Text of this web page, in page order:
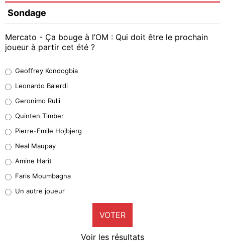
Sondage
Mercato - Ça bouge à l’OM : Qui doit être le prochain
joueur à partir cet été ?
38%
32%
5%
1%
9%
Geoffrey Kondogbia
Leonardo Balerdi
Geronimo Rulli
Quinten Timber
Pierre-Emile Hojbjerg
Neal Maupay
Amine Harit
Faris Moumbagna
Un autre joueur
VOTER
Voir les résultats